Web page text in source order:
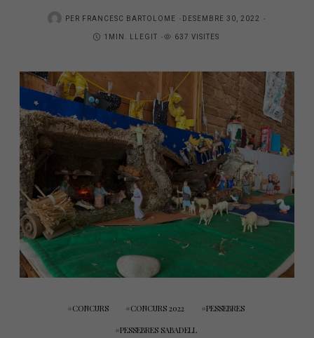
PER FRANCESC BARTOLOME
DESEMBRE 30, 2022
1MIN. LLEGIT
637 VISITES
CONCURS CONCURS 2022 PESSEBRES
PESSEBRES SABADELL